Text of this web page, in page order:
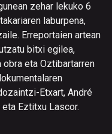
zehar lekuko 6
laburpena,
Erreportaien artean
bitxi egilea,
eta Oztibartarren
Etxart, André
Eztitxu Lascor.